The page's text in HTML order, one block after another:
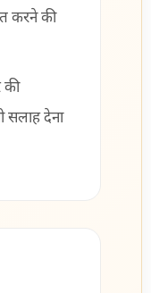
करने की
की
सलाह देना